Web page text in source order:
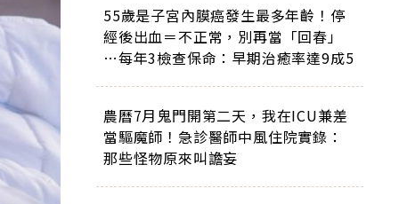
55歲是子宮內膜癌發生最多年齡！停
經後出血＝不正常，別再當「回春」
…每年3檢查保命：早期治癒率達9成5
農曆7月鬼門開第二天，我在ICU兼差
當驅魔師！急診醫師中風住院實錄：
那些怪物原來叫譫妄